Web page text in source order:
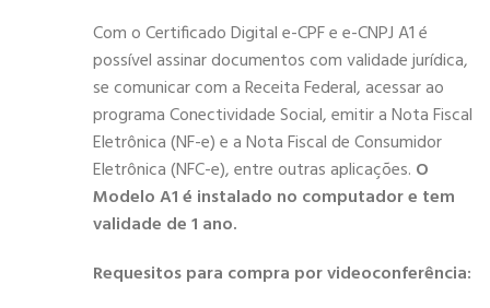
Com o Certificado Digital e-CPF e e-CNPJ A1 é
possível assinar documentos com validade jurídica,
se comunicar com a Receita Federal, acessar ao
programa Conectividade Social, emitir a Nota Fiscal
Eletrônica (NF-e) e a Nota Fiscal de Consumidor
Eletrônica (NFC-e), entre outras aplicações. O
Modelo A1 é instalado no computador e tem
validade de 1 ano.
Requesitos para compra por videoconferência: